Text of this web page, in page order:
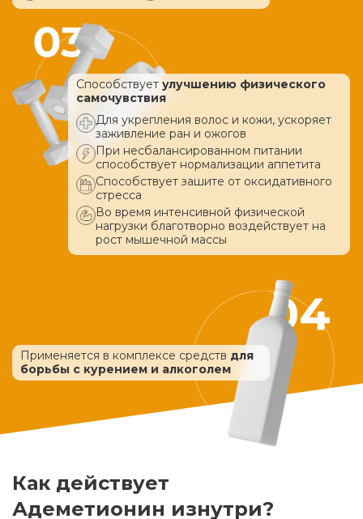
Способствует улучшению физического
самочувствия
Для укрепления волос и кожи, ускоряет
заживление ран и ожогов
При несбалансированном питании
способствует нормализации аппетита
Способствует зашите от оксидативного
стресса
Во время интенсивной физической
нагрузки благотворно воздействует на
рост мышечной массы
Применяется в комплексе средств для
борьбы с курением и алкоголем
Как действует
Адеметионин изнутри?